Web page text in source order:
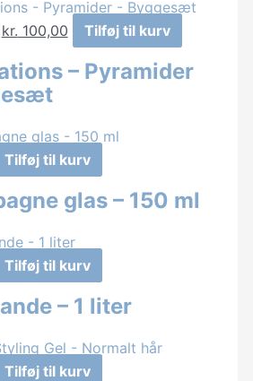
Den
oprindelige
pris
var:
kr. 100,00Den
aktuelle
pris
Tilføj til kurv
– Pyramider
Tilføj til kurv
glas – 150 ml
Tilføj til kurv
– 1 liter
Tilføj til kurv